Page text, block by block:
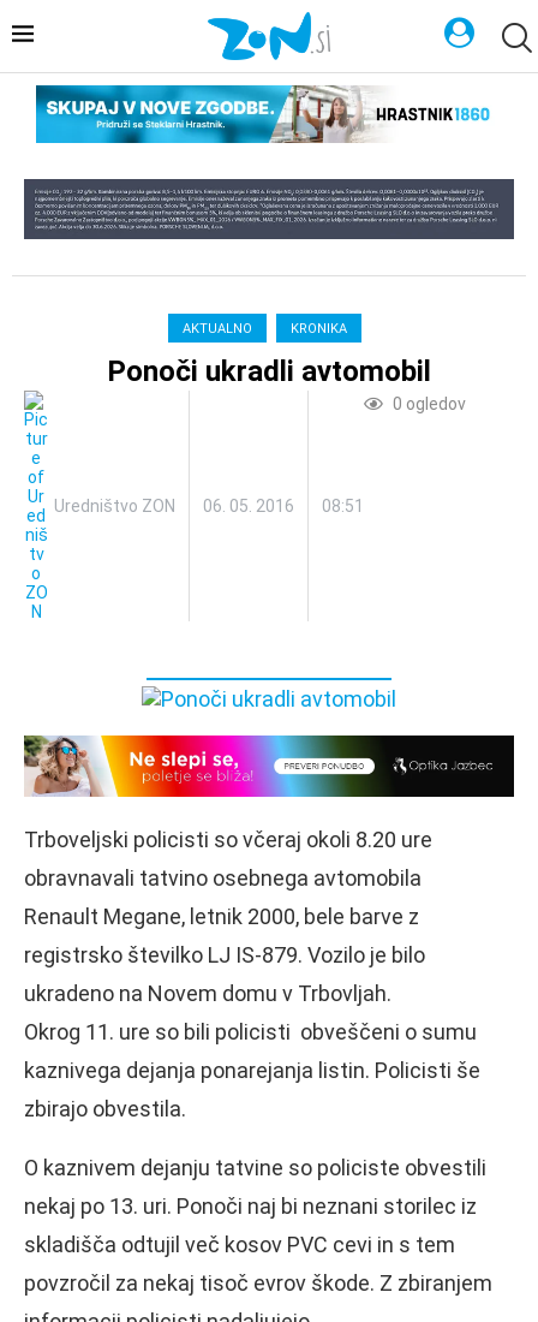
AKTUALNO KRONIKA
Ponoči ukradli avtomobil
Uredništvo ZON 06. 05. 2016 08:51
0 ogledov
Trboveljski policisti so včeraj okoli 8.20 ure
obravnavali tatvino osebnega avtomobila
Renault Megane, letnik 2000, bele barve z
registrsko številko LJ IS-879. Vozilo je bilo
ukradeno na Novem domu v Trbovljah.
Okrog 11. ure so bili policisti obveščeni o sumu
kaznivega dejanja ponarejanja listin. Policisti še
zbirajo obvestila.
O kaznivem dejanju tatvine so policiste obvestili
nekaj po 13. uri. Ponoči naj bi neznani storilec iz
skladišča odtujil več kosov PVC cevi in s tem
povzročil za nekaj tisoč evrov škode. Z zbiranjem